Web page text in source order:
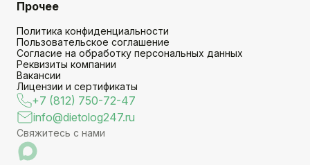
Прочее
Политика конфиденциальности
Пользовательское соглашение
Согласие на обработку персональных данных
Реквизиты компании
Вакансии
Лицензии и сертификаты
+7 (812) 750-72-47
info@dietolog247.ru
Свяжитесь с нами